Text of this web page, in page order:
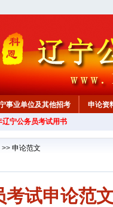
事业单位及其他招考 申论资
宁公务员考试用书
>> 申论范文
试申论范